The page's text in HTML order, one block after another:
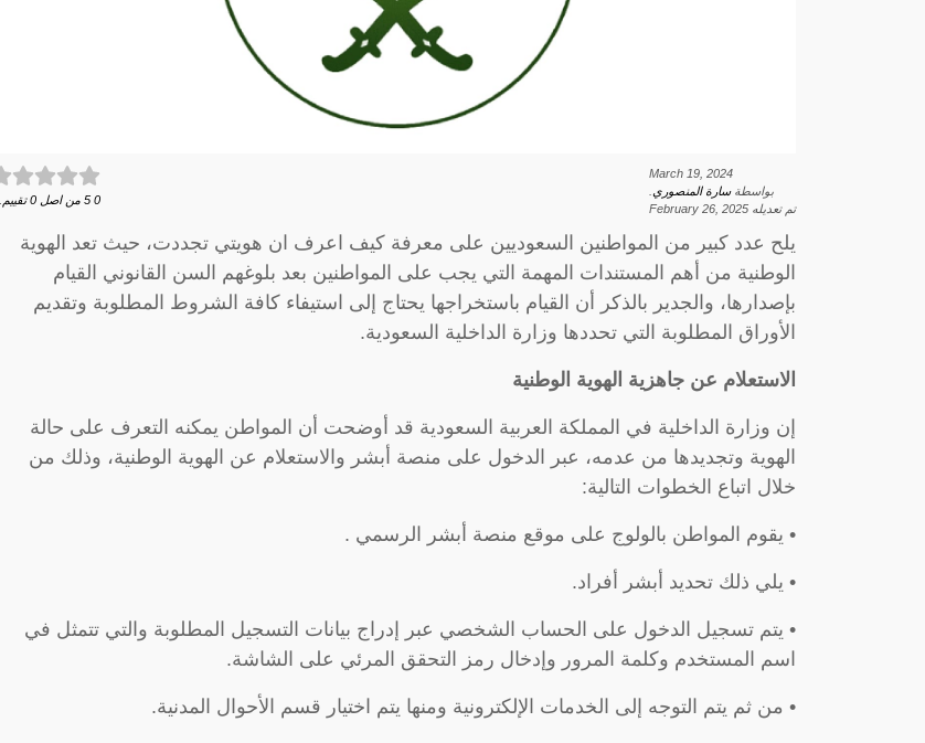
March 19, 2024
بواسطةسارة المنصوري
تم تعديله February 26, 2025
0
5 من اصل 0 تقييم.
يلح عدد كبير من المواطنين السعوديين على معرفة كيف اعرف ان هويتي تجددت، حيث تعد الهوية
الوطنية من أهم المستندات المهمة التي يجب على المواطنين بعد بلوغهم السن القانوني القيام
بإصدارها، والجدير بالذكر أن القيام باستخراجها يحتاج إلى استيفاء كافة الشروط المطلوبة وتقديم
الأوراق المطلوبة التي تحددها وزارة الداخلية السعودية.
الاستعلام عن جاهزية الهوية الوطنية
إن وزارة الداخلية في المملكة العربية السعودية قد أوضحت أن المواطن يمكنه التعرف على حالة
الهوية وتجديدها من عدمه، عبر الدخول على منصة أبشر والاستعلام عن الهوية الوطنية، وذلك من
خلال اتباع الخطوات التالية:
• يقوم المواطن بالولوج على موقع منصة أبشر الرسمي .
• يلي ذلك تحديد أبشر أفراد.
• يتم تسجيل الدخول على الحساب الشخصي عبر إدراج بيانات التسجيل المطلوبة والتي تتمثل في
اسم المستخدم وكلمة المرور وإدخال رمز التحقق المرئي على الشاشة.
• من ثم يتم التوجه إلى الخدمات الإلكترونية ومنها يتم اختيار قسم الأحوال المدنية.